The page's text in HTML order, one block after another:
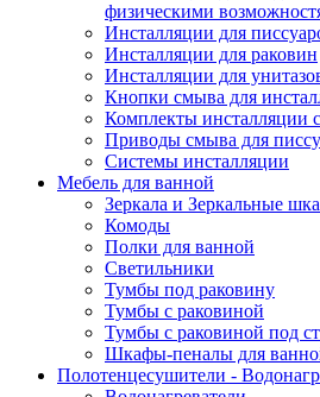
физическими
Инсталляции для
Инсталляции для раковин
Инсталляции для
Кнопки смыва для
Комплекты инсталляции
Приводы смыва для
Системы инсталляции
Мебель для ванной
Зеркала и Зеркальные
Комоды
Полки для ванной
Светильники
Тумбы под раковину
Тумбы с раковиной
Тумбы с раковиной под
Шкафы-пеналы для
Полотенцесушители -